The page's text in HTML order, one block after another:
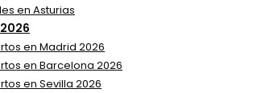
en Asturias
en Madrid 2026
en Barcelona 2026
en Sevilla 2026